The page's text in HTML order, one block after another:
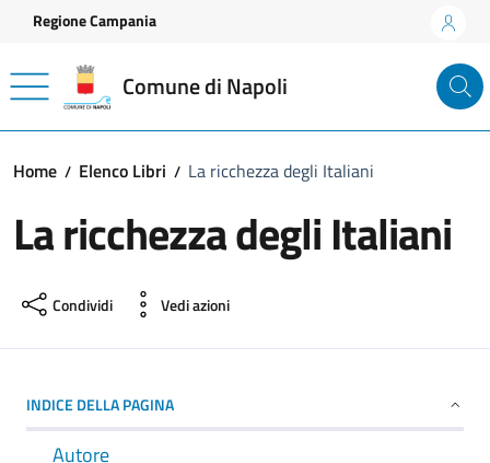
Vai ai contenuti
Vai al footer
Regione Campania
Comune di Napoli
Home Elenco Libri La ricchezza degli Italiani
La ricchezza degli Italiani
Condividi Vedi azioni
INDICE DELLA PAGINA
Autore